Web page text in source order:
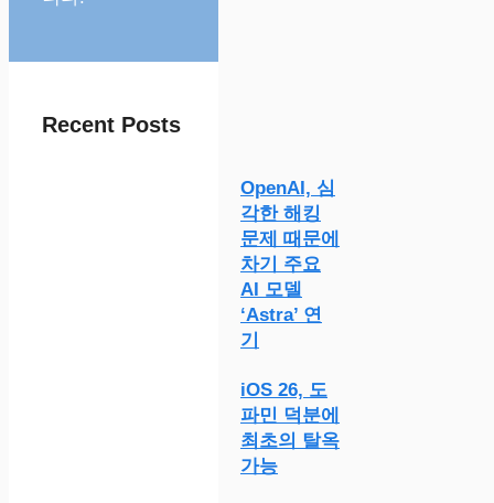
Recent Posts
OpenAI, 심
각한 해킹
문제 때문에
차기 주요
AI 모델
‘Astra’ 연
기
iOS 26, 도
파민 덕분에
최초의 탈옥
가능